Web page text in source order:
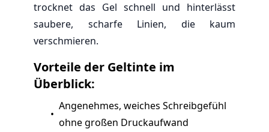
trocknet das Gel schnell und hinterlässt
saubere, scharfe Linien, die kaum
verschmieren.
Vorteile der Geltinte im
Überblick:
•
Angenehmes, weiches Schreibgefühl
ohne großen Druckaufwand